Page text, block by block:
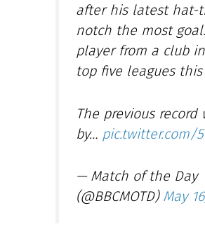
after his latest hat-
notch the most
player from a club in
top five leagues
The previous record
by… pic.twitter.com/
— Match of the Day
(@BBCMOTD) May